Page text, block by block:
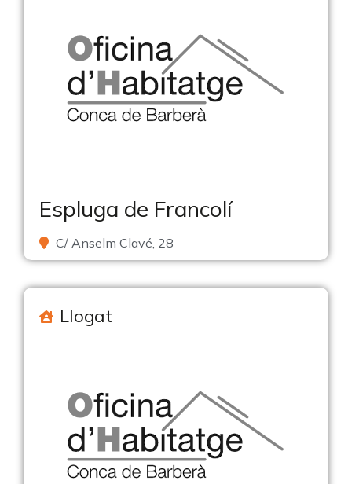
Espluga de Francolí
C/ Anselm Clavé, 28
Llogat